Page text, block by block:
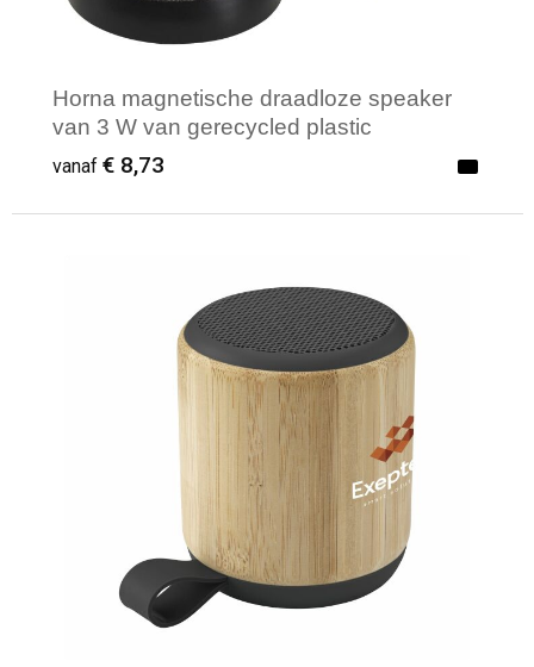
Horna magnetische draadloze speaker
van 3 W van gerecycled plastic
vanaf € 8,73
Minimale afname: 1